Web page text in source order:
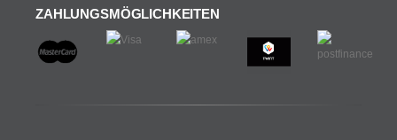
ZAHLUNGSMÖGLICHKEITEN